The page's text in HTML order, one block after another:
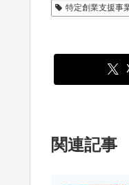
特定創業支援事
関連記事